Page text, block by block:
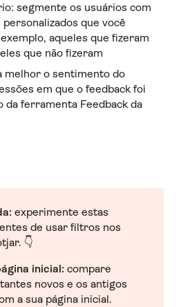
segmente os usuários com
que você
aqueles que fizeram
que não fizeram
melhor o sentimento do
em que o feedback foi
ferramenta Feedback da
experimente estas
de usar filtros nos
👇
inicial: compare
novos e os antigos
a sua página inicial.